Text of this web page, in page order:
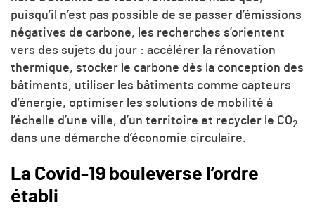
puisqu’il n’est pas possible de se passer d’émissions
négatives de carbone, les recherches s’orientent
vers des sujets du jour : accélérer la rénovation
thermique, stocker le carbone dès la conception des
bâtiments, utiliser les bâtiments comme capteurs
d’énergie, optimiser les solutions de mobilité à
l’échelle d’une ville, d’un territoire et recycler le CO2
dans une démarche d’économie circulaire.
La Covid-19 bouleverse l’ordre
établi